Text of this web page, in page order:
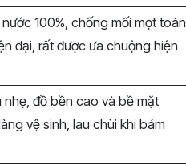
100%, chống mối mọt toàn
đại, rất được ưa chuộng hiện
nhẹ, đồ bền cao và bề mặt
vệ sinh, lau chùi khi bám